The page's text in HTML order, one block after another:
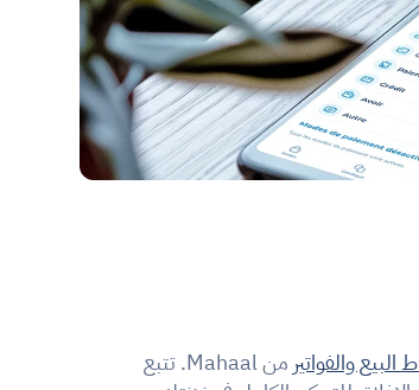
البيع والفواتير